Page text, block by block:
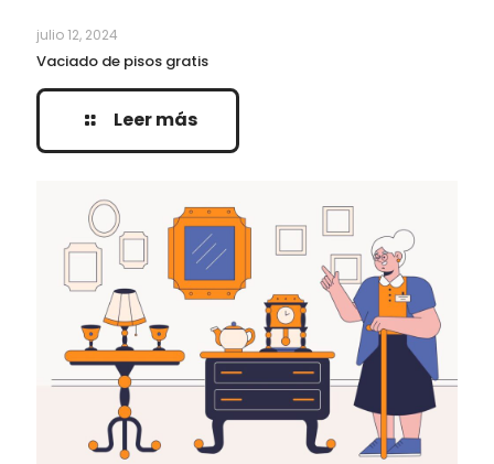
julio 12, 2024
Vaciado de pisos gratis
Leer más